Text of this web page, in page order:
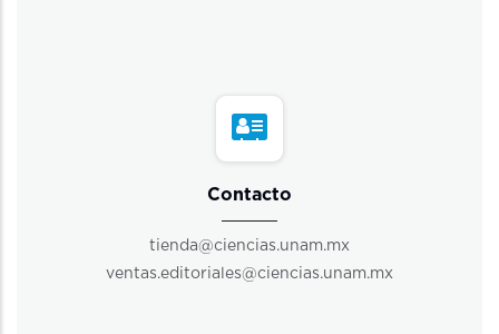
Contacto
tienda@ciencias.unam.mx
ventas.editoriales@ciencias.unam.mx